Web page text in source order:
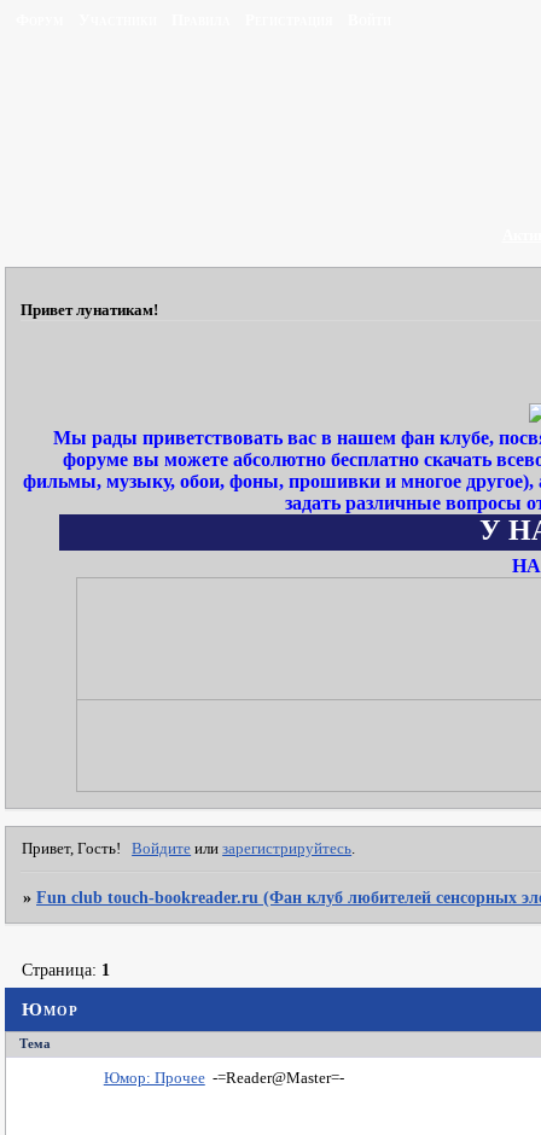
Привет лунатикам!
Мы рады приветствовать вас в нашем фан клубе,
форуме вы можете абсолютно бесплатно скачать
фильмы, музыку, обои, фоны, прошивки и многое
задать различные вопросы
У
Привет, Гость! Войдите илизарегистрируйтесь
»Fun club touch-bookreader.ru (Фан клуб любителей сенсорных
Юмор
Страница: 1
Тема
Юмор: Прочее -=Reader@Master=-